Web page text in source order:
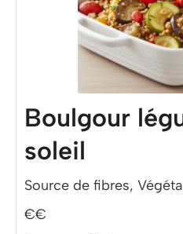
Boulgour
soleil
Source de fibres,
€€